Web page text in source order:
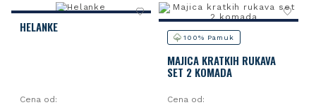
HELANKE
Cena od:
100% Pamuk
MAJICA KRATKIH RUKAVA
SET 2 KOMADA
Cena od: